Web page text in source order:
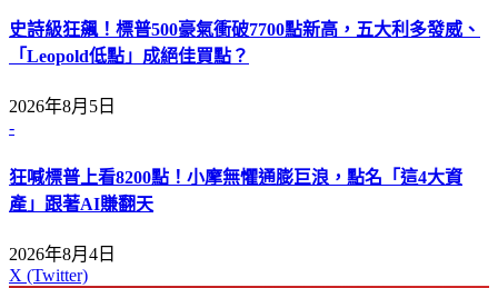
史詩級狂飆！標普500豪氣衝破7700點新高，五大利多發威、
「Leopold低點」成絕佳買點？
2026年8月5日
-
狂喊標普上看8200點！小摩無懼通膨巨浪，點名「這4大資
產」跟著AI賺翻天
2026年8月4日
X (Twitter)